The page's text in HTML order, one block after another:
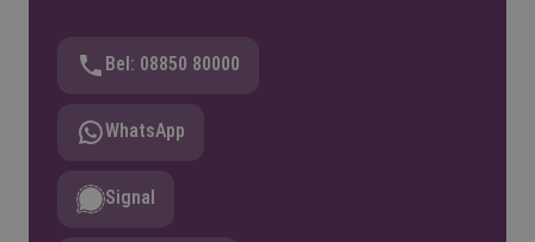
Bel: 08850 80000
WhatsApp
Signal